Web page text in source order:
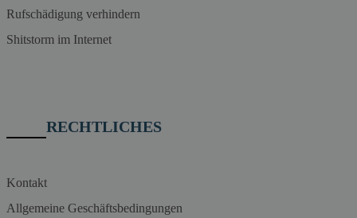
Rufschädigung verhindern
Shitstorm im Internet
RECHTLICHES
Kontakt
Allgemeine Geschäftsbedingungen